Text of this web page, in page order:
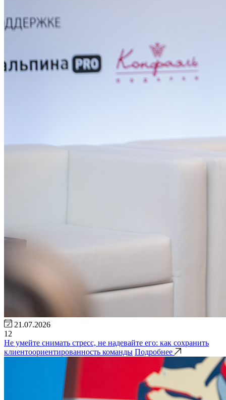
21.07.2026
12
Не умейте снимать стресс, не надевайте его: как сохранить
клиентоориентированность команды Подробнее